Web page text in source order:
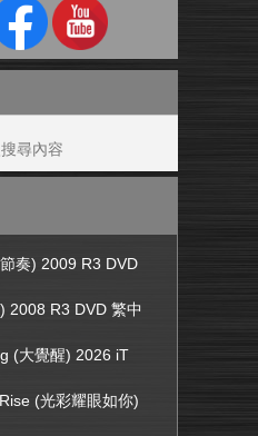
奏) 2009 R3 DVD
2008 R3 DVD 繁中
(大覺醒) 2026 iT
(光彩耀眼如你)